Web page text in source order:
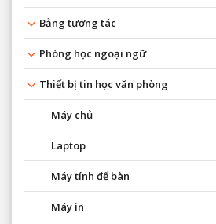
Bảng tương tác
Phòng học ngoại ngữ
Thiết bị tin học văn phòng
Máy chủ
Laptop
Máy tính để bàn
Máy in